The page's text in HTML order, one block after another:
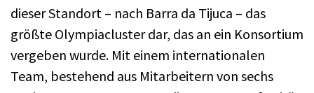
dieser Standort – nach Barra da Tijuca – das
größte Olympiacluster dar, das an ein Konsortium
vergeben wurde. Mit einem internationalen
Team, bestehend aus Mitarbeitern von sechs